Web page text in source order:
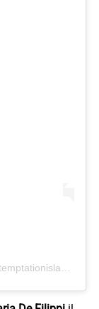
Un post condiviso da Temptation Island (@temptationislandita)